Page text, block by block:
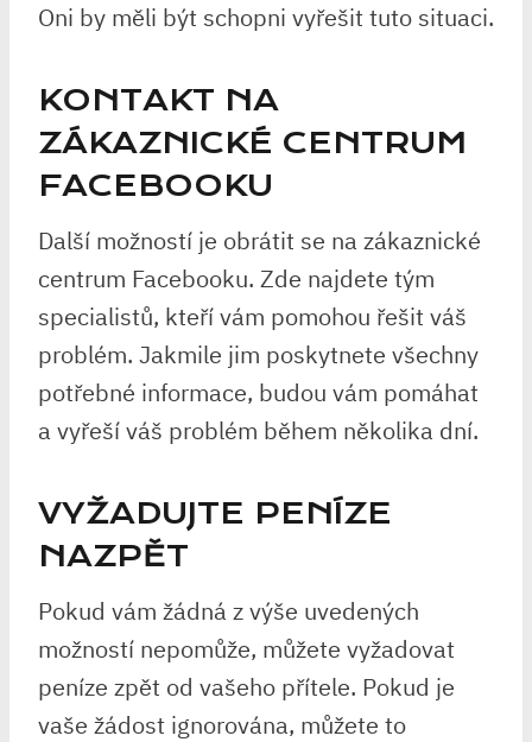
Oni by měli být schopni vyřešit tuto situaci.
KONTAKT NA
ZÁKAZNICKÉ CENTRUM
FACEBOOKU
Další možností je obrátit se na zákaznické
centrum Facebooku. Zde najdete tým
specialistů, kteří vám pomohou řešit váš
problém. Jakmile jim poskytnete všechny
potřebné informace, budou vám pomáhat
a vyřeší váš problém během několika dní.
VYŽADUJTE PENÍZE
NAZPĚT
Pokud vám žádná z výše uvedených
možností nepomůže, můžete vyžadovat
peníze zpět od vašeho přítele. Pokud je
vaše žádost ignorována, můžete to